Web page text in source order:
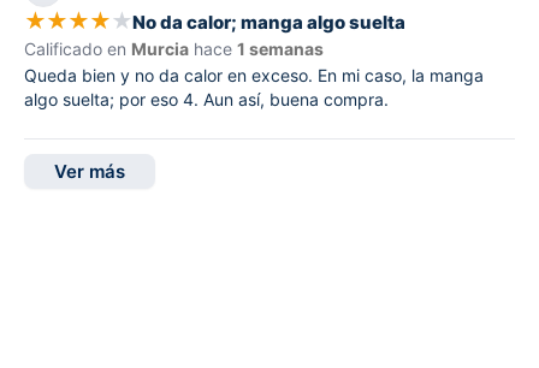
★★★★★No da calor; manga algo suelta
Calificado en Murcia hace 1 semanas
Queda bien y no da calor en exceso. En mi caso, la manga
algo suelta; por eso 4. Aun así, buena compra.
Ver más